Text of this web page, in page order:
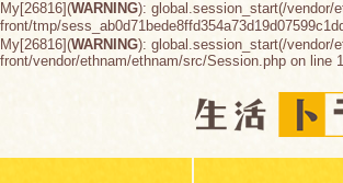
My[26816](WARNING): global.session_start(/vendor/
front/tmp/
My[26816](WARNING): global.session_start(/vendor/
front/vendor/ethnam/ethnam/src/Session.php on line